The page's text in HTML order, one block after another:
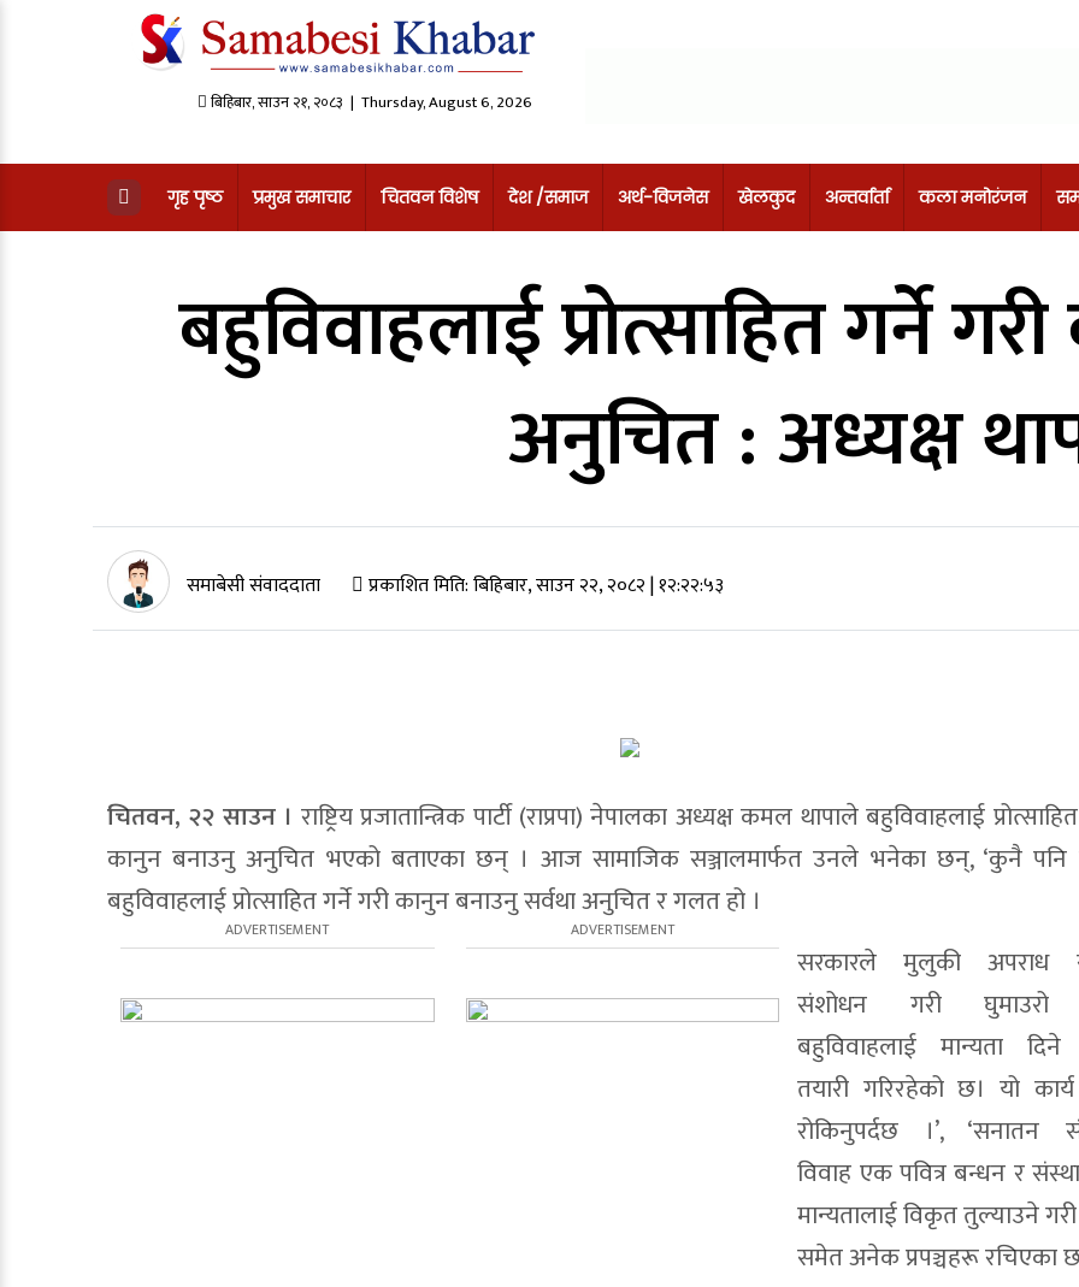
बिहिबार,साउन२१,२०८३ | Thursday, August 6, 2026
गृह पृष्ठ प्रमुख समाचार चितवन विशेष देश /समाज अर्थ-विजनेस खेलकुद अन्तर्वार्ता कला मनोरंजन
बहुविवाहलाई प्रोत्साहित गर्ने
अनुचित : अध्यक्ष
समाबेसी संवाददाता प्रकाशित मिति:बिहिबार, साउन २२, २०८२| १२:२२:५३
चितवन, २२ साउन । राष्ट्रिय प्रजातान्त्रिक पार्टी (राप्रपा) नेपालका अध्यक्ष कमल थापाले बहुविवाहलाई
कानुन बनाउनु अनुचित भएको बताएका छन् । आज सामाजिक सञ्जालमार्फत उनले भनेका छन्, ‘कुनै पनि
बहुविवाहलाई प्रोत्साहित गर्ने गरी कानुन बनाउनु सर्वथा अनुचित र गलत हो ।
सरकारले मुलुकी अपराध
संशोधन गरी घुमाउरो
बहुविवाहलाई मान्यता
तयारी गरिरहेको छ। यो
रोकिनुपर्दछ ।’, ‘सनातन
विवाह एक पवित्र बन्धन र
मान्यतालाई विकृत तुल्याउने
समेत अनेक प्रपञ्चहरू रचिएका